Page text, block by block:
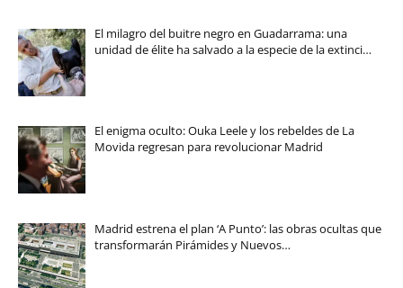
El milagro del buitre negro en Guadarrama: una
unidad de élite ha salvado a la especie de la extinci…
El enigma oculto: Ouka Leele y los rebeldes de La
Movida regresan para revolucionar Madrid
Madrid estrena el plan ‘A Punto’: las obras ocultas que
transformarán Pirámides y Nuevos…